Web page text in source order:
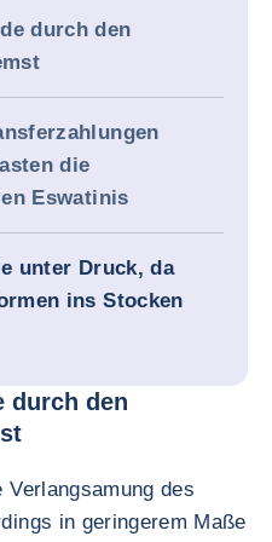
durch den
die
Eswatinis
unter Druck, da
ins Stocken
durch den
des
in geringerem Maße